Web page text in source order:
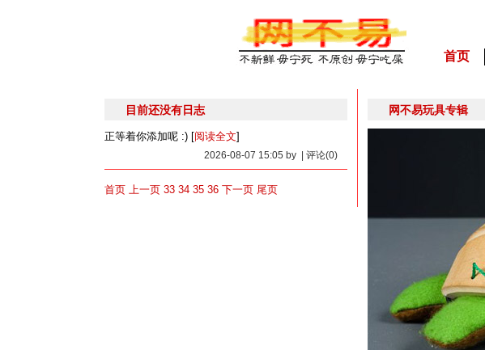
首页
目前还没有日志
正等着你添加呢 :) [阅读全文]
2026-08-07 15:05 by | 评论(0)
首页 上一页 33 34 35 36 下一页 尾页
网不易玩具专辑